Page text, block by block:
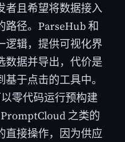
者且希望将数据接入
路径。ParseHub 和
逻辑，提供可视化界
数据并导出，代价是
于点击的工具中。
零代码运行预构建
之类的
直接操作，因为供应